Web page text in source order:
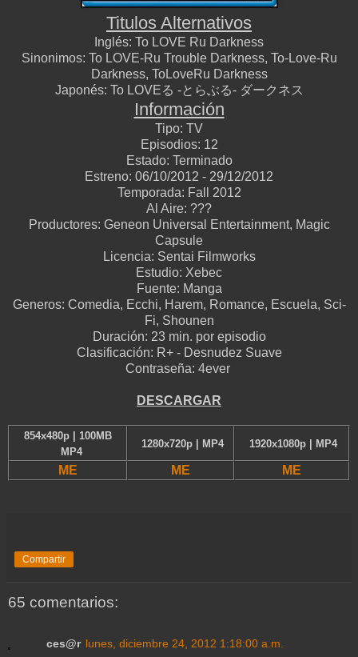
Titulos Alternativos
Inglés: To LOVE Ru Darkness
Sinonimos: To LOVE-Ru Trouble Darkness, To-Love-Ru
Darkness, ToLoveRu Darkness
Japonés: To LOVEる -とらぶる- ダークネス
Información
Tipo: TV
Episodios: 12
Estado: Terminado
Estreno: 06/10/2012 - 29/12/2012
Temporada: Fall 2012
Al Aire: ???
Productores: Geneon Universal Entertainment, Magic
Capsule
Licencia: Sentai Filmworks
Estudio: Xebec
Fuente: Manga
Generos: Comedia, Ecchi, Harem, Romance, Escuela, Sci-
Fi, Shounen
Duración: 23 min. por episodio
Clasificación: R+ - Desnudez Suave
Contraseña: 4ever
D ESCARGAR
854x480p | 100MB
MP4
1280x720p | MP4 1920x1080p | MP4
ME ME ME
Compartir
65 comentarios:
ces@r lunes, diciembre 24, 2012 1:18:00 a.m.